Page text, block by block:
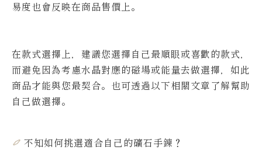
易度也會反映在商品售價上。
在款式選擇上，建議您選擇自己最順眼或喜歡的款式，
而避免因為考慮水晶對應的磁場或能量去做選擇，如此
商品才能與您最契合。也可透過以下相關文章了解幫助
自己做選擇。
不知如何挑選適合自己的礦石手鍊 ？